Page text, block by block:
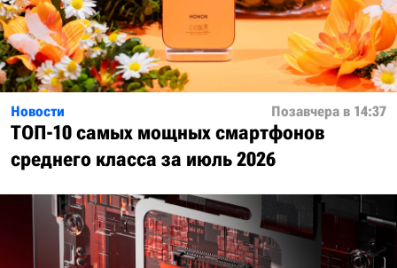
Новости Позавчера в 14:37
ТОП-10 самых мощных смартфонов
среднего класса за июль 2026